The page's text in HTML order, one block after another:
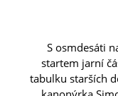
S osmdesáti
startem jarní
tabulku starších